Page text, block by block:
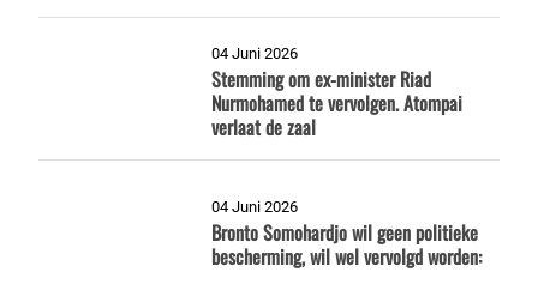
04 Juni 2026
Stemming om ex-minister Riad
Nurmohamed te vervolgen. Atompai
verlaat de zaal
04 Juni 2026
Bronto Somohardjo wil geen politieke
bescherming, wil wel vervolgd worden: